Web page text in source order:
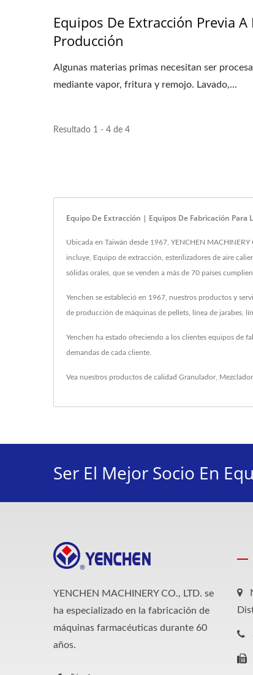
Equipos De Extracción Previa A
Producción
Algunas materias primas necesitan ser
mediante vapor, fritura y remojo. Lavado,...
Resultado 1 - 4 de 4
Equipo De Extracción | Equipos De Fabricación
Ubicada en Taiwán desde 1967, YENCHEN
incluye, Equipo de extracción, esterilizadores de aire
sólidas orales, que se venden a más de 70 países
Yenchen se estableció en 1967, nuestros productos y
de producción de máquinas de pellets, línea de jarabes,
Yenchen ha estado ofreciendo a los clientes equipos de
demandas de cada cliente.
Vea nuestros productos de calidad Granulador, Mezclador
Ser El Mejor Socio En
YENCHEN MACHINERY CO., LTD. se
ha especializado en la fabricación de
máquinas farmacéuticas durante 60
años.